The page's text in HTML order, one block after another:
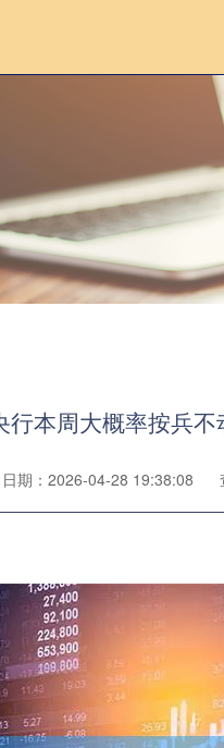
本周大概率按兵
日期：2026-04-28 19:38:08